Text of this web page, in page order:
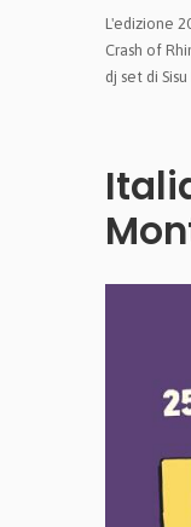
L'edizione
Crash of
dj set di